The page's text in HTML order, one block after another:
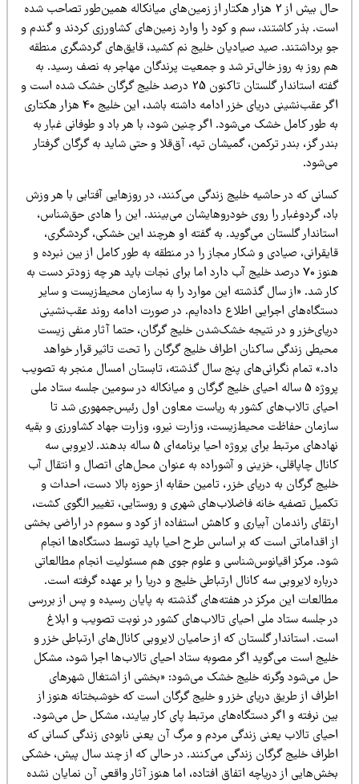
حال بیش از 2 هزار هکتار از زمین‌های میانکاله همین‌طور تصاحب شده
بذر کاشتند، سم و کود را وارد زمین‌های کشاورزی کردند و گندم و
برداشتند. صید صیادیان خلیج نم کشید، قایق‌های گردشگری منطقه
روز به روز خالی‌تر شد و جمعیت پرندگان مهاجر به نصف رسید. به
گفته استاندار گلستان تاکنون 25 درصد خلیج گرگان خشک شده است و
اگر عقب‌نشینی دریای خزر ادامه داشته باشد، این خلیج 40 هزار هکتاری
طور کامل خشک می‌شود. اگر چنین شود، با هر باد و طوفانی غبار به
گز، بندر ترکمن، گمیشان تپه، آق‌قلا و حتی شاید به گرگان گرفتار
که در حاشیه خلیج زندگی می‌کنند، در روزهایی آفتابی با هر وزش
گرد‌و‌غبار را روی خودروهایشان می‌بینند. این را هادی حق‌شناس،
گلستان می‌گوید. به گفته او هرچند این خشکی، گردشگری،
صیادی و شکار مجاز را در منطقه به طور کامل از بین نبرده و
هنوز 70 درصد خلیج آب دارد اما برای نجات باید هر چه زودتر دست به
شد. «از سال گذشته این موارد را به سازمان محیط‌زیست و سایر
اجرایی اطلاع داده‌ایم. در صورت ادامه روند عقب‌نشینی
و در نتیجه خشک‌شدن خلیج گرگان، حتما آثار منفی زیست
زندگی ساکنان اطراف خلیج گرگان را تحت تاثیر قرار خواهد
تمام نگرانی‌های پنج سال گذشته، تابستان امسال منجر به تصویب
پروژه 5 ساله احیای خلیج گرگان و میانکاله در سومین جلسه ستاد ملی
تالاب‌های کشور به ریاست معاون اول رئیس‌جمهوری شد تا
حفاظت محیط‌زیست، وزارت نیرو، وزارت جهاد کشاورزی و بقیه
نهادهای مرتبط برای پروژه احیا برنامه‌ای 5 ساله بدهند. لایروبی سه
چاپاقلی، خزینی و آشوراده به عنوان محل‌های اتصال و انتقال آب
گرگان به دریای خزر، تامین حقابه از حوزه بالا دست، احداث و
تصفیه خانه فاضلاب‌های شهری و روستایی، تغییر الگوی کشت،
راندمان آبیاری و کاهش استفاده از کود و سموم در اراضی بخشی
اقداماتی است که بر اساس طرح احیا باید توسط دستگاه‌ها انجام
مرکز اقیانوس‌شناسی و علوم جوی هم مسئولیت انجام مطالعاتی
لایروبی سه کانال ارتباطی خلیج و دریا را بر عهده گرفته است.
این مرکز در هفته‌های گذشته به پایان رسیده و پس از بررسی
جلسه ستاد ملی احیای تالاب‌های کشور در نوبت تصویب و ابلاغ
استاندار گلستان که از حامیان لایروبی کانال‌های ارتباطی خزر و
است می‌گوید اگر مصوبه ستاد احیای تالاب‌ها اجرا شود، مشکل
می‌شود وگرنه خلیج خشک می‌شود: «بخشی از اشتغال شهرهای
از طریق دریای خزر و خلیج گرگان است که خوشبختانه هنوز از
نرفته و اگر دستگاه‌های مرتبط پای کار بیایند، مشکل حل می‌شود.
تالاب یعنی زندگی مردم و مرگ آن یعنی نابودی زندگی کسانی که
خلیج گرگان زندگی می‌کنند. در حالی که از چند سال پیش، خشکی
از دریاچه اتفاق افتاده، اما هنوز آثار واقعی آن نمایان نشده